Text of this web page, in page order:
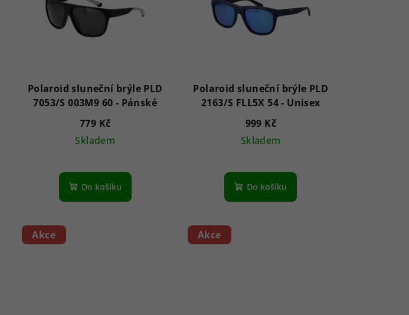
Polaroid sluneční brýle PLD
7053/S 003M9 60 - Pánské
779 Kč
Skladem
Do košíku
Polaroid sluneční brýle PLD
2163/S FLL5X 54 - Unisex
999 Kč
Skladem
Do košíku
Akce Akce